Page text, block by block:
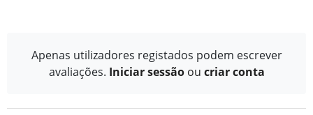
Apenas utilizadores registados podem escrever
avaliações. Iniciar sessão ou criar conta